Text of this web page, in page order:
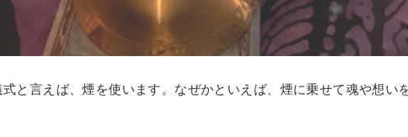
と言えば、煙を使います。なぜかといえば、煙に乗せて魂や想い